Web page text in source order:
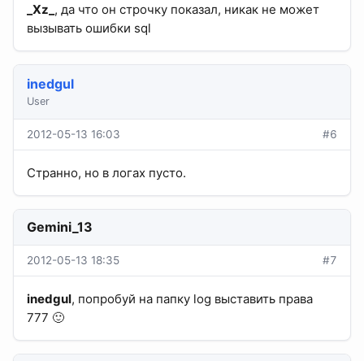
_Xz_ , да что он строчку показал, никак не может
вызывать ошибки sql
inedgul
User
2012-05-13 16:03 #6
Странно, но в логах пусто.
Gemini_13
2012-05-13 18:35 #7
inedgul, попробуй на папку log выставить права
777 🙂